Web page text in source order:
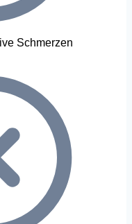
Schmerzen